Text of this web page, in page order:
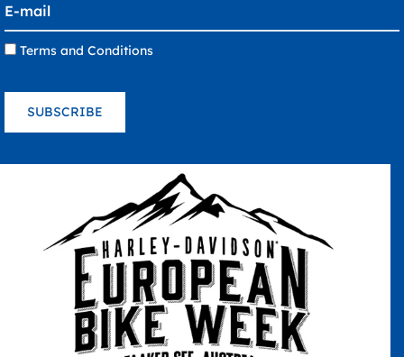
Terms and Conditions